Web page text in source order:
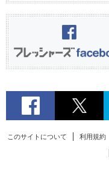
このサイトについて 利用規約